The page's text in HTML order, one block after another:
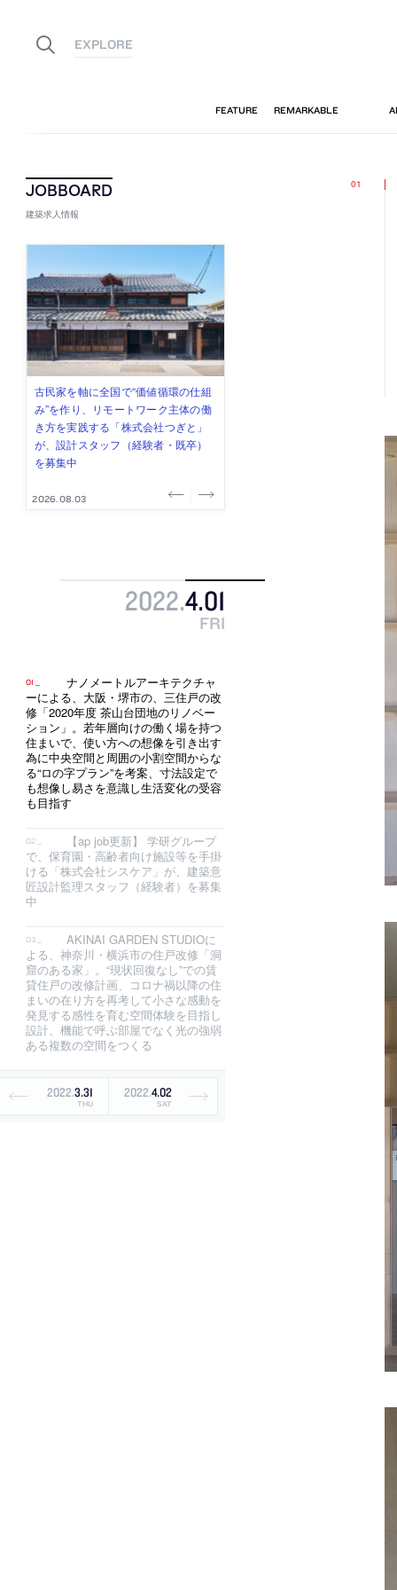
建築求人情報
古民家を軸に全国で“価値循環の仕組
み”を作り、リモートワーク主体の働
き方を実践する「株式会社つぎと」
が、設計スタッフ（経験者・既卒）
を募集中
2026.08.03
リノベる株式会社が、設計パートナ
ー (業務委託) を募集中
2026.08.03
社会への影響力のある建築を手掛
け、スタッフ同士で助け合う環境づ
くりも行う「E.A.S.T.architects」
が、設計スタッフ（経験者・既卒・
2027年新卒）を募集中
2026.07.31
代官山を拠点に活動する「梅澤竜也 /
ALA INC.」が、設計スタッフ・アル
バイト・事務職を募集中
2026.07.30
住宅や共同住宅などを手掛け、“合理
的でシンプルなデザイン”を志向する
「PANDA：山本浩三建築設計事務
所」が、設計スタッフ（経験者・既
卒・2027年新卒）を募集中
2026.07.29
2022.4.01
FRI
ナノメートルアーキテクチャ
ーによる、大阪・堺市の、三住戸の改
修「2020年度 茶山台団地のリノベー
ション」。若年層向けの働く場を持つ
住まいで、使い方への想像を引き出す
為に中央空間と周囲の小割空間からな
る“ロの字プラン”を考案、寸法設定で
も想像し易さを意識し生活変化の受容
も目指す
【ap job更新】 学研グループ
で、保育園・高齢者向け施設等を手掛
ける「株式会社シスケア」が、建築意
匠設計監理スタッフ（経験者）を募集
中
AKINAI GARDEN STUDIOに
よる、神奈川・横浜市の住戸改修「洞
窟のある家」。“現状回復なし”での賃
貸住戸の改修計画、コロナ禍以降の住
まいの在り方を再考して小さな感動を
発見する感性を育む空間体験を目指し
設計、機能で呼ぶ部屋でなく光の強弱
ある複数の空間をつくる
2022.3.31
THU
2022.4.02
SAT